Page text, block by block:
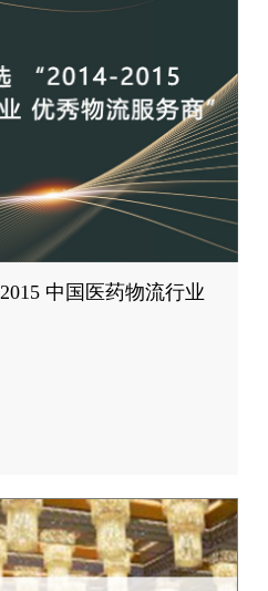
中国医药物流行业